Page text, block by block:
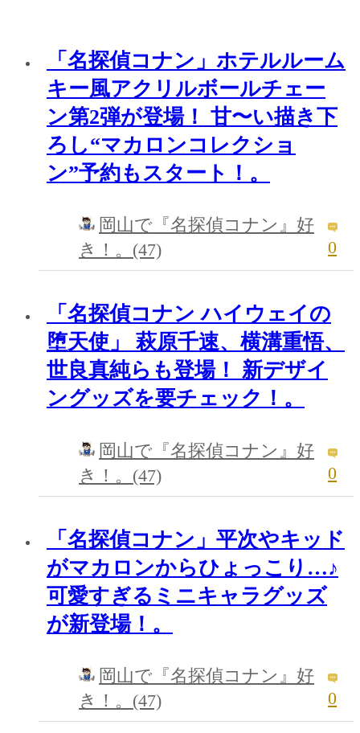
「名探偵コナン」ホテルルーム
キー風アクリルボールチェー
ン第2弾が登場！ 甘〜い描き下
ろし“マカロンコレクショ
ン”予約もスタート！。
岡山で『名探偵コナン』好
き！。(47)
0
「名探偵コナン ハイウェイの
堕天使」 萩原千速、横溝重悟、
世良真純らも登場！ 新デザイ
ングッズを要チェック！。
岡山で『名探偵コナン』好
き！。(47)
0
「名探偵コナン」平次やキッド
がマカロンからひょっこり…♪
可愛すぎるミニキャラグッズ
が新登場！。
岡山で『名探偵コナン』好
き！。(47)
0